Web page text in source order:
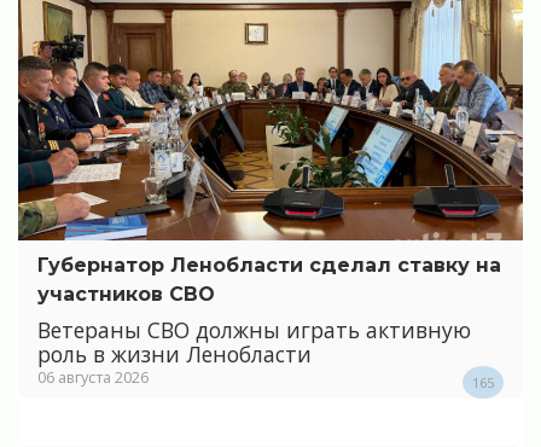
Губернатор Ленобласти сделал ставку на
участников СВО
Ветераны СВО должны играть активную
роль в жизни Ленобласти
06 августа 2026 165